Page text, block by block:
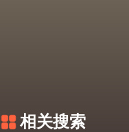
相关搜索